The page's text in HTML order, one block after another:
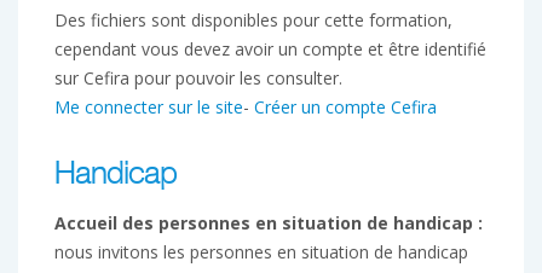
Des fichiers sont disponibles pour cette formation,
cependant vous devez avoir un compte et être identifié
sur Cefira pour pouvoir les consulter.
Me connecter sur le site- Créer un compte Cefira
Handicap
Accueil des personnes en situation de handicap :
nous invitons les personnes en situation de handicap